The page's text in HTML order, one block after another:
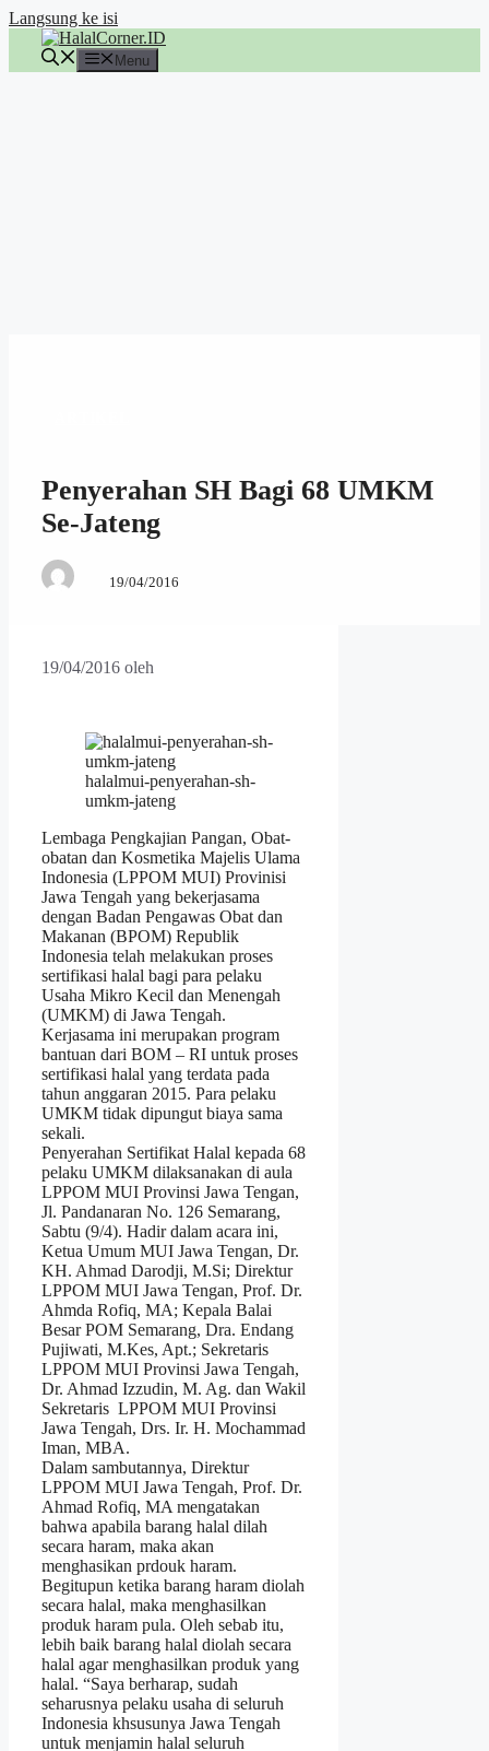
Langsung ke isi
Menu
Penyerahan SH Bagi 68 UMKM
Se-Jateng
19/04/2016
19/04/2016 oleh
halalmui-penyerahan-sh-
umkm-jateng
Lembaga Pengkajian Pangan, Obat-
obatan dan Kosmetika Majelis Ulama
Indonesia (LPPOM MUI) Provinisi
Jawa Tengah yang bekerjasama
dengan Badan Pengawas Obat dan
Makanan (BPOM) Republik
Indonesia telah melakukan proses
sertifikasi halal bagi para pelaku
Usaha Mikro Kecil dan Menengah
(UMKM) di Jawa Tengah.
Kerjasama ini merupakan program
bantuan dari BOM – RI untuk proses
sertifikasi halal yang terdata pada
tahun anggaran 2015. Para pelaku
UMKM tidak dipungut biaya sama
sekali.
Penyerahan Sertifikat Halal kepada 68
pelaku UMKM dilaksanakan di aula
LPPOM MUI Provinsi Jawa Tengan,
Jl. Pandanaran No. 126 Semarang,
Sabtu (9/4). Hadir dalam acara ini,
Ketua Umum MUI Jawa Tengan, Dr.
KH. Ahmad Darodji, M.Si; Direktur
LPPOM MUI Jawa Tengan, Prof. Dr.
Ahmda Rofiq, MA; Kepala Balai
Besar POM Semarang, Dra. Endang
Pujiwati, M.Kes, Apt.; Sekretaris
LPPOM MUI Provinsi Jawa Tengah,
Dr. Ahmad Izzudin, M. Ag. dan Wakil
Sekretaris LPPOM MUI Provinsi
Jawa Tengah, Drs. Ir. H. Mochammad
Iman, MBA.
Dalam sambutannya, Direktur
LPPOM MUI Jawa Tengah, Prof. Dr.
Ahmad Rofiq, MA mengatakan
bahwa apabila barang halal dilah
secara haram, maka akan
menghasikan prdouk haram.
Begitupun ketika barang haram diolah
secara halal, maka menghasilkan
produk haram pula. Oleh sebab itu,
lebih baik barang halal diolah secara
halal agar menghasilkan produk yang
halal. “Saya berharap, sudah
seharusnya pelaku usaha di seluruh
Indonesia khsusunya Jawa Tengah
untuk menjamin halal seluruh